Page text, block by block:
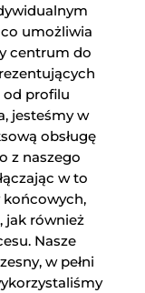
umożliwia
centrum do
od profilu
jesteśmy w
obsługę
z naszego
w to
jak również
Nasze
w pełni